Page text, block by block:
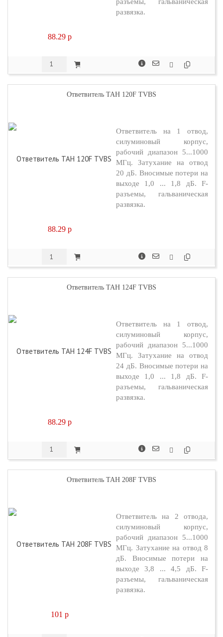
88.29 p
развязка.
Ответвитель TAH 120F TVBS
88.29 p
Ответвитель на 1 отвод,
силуминовый корпус,
рабочий диапазон 5...1000
МГц. Затухание на отвод
20 дБ. Вносимые потери на
выходе 1,0 ... 1,8 дБ. F-
разъемы, гальваническая
развязка.
Ответвитель TAH 124F TVBS
88.29 p
Ответвитель на 1 отвод,
силуминовый корпус,
рабочий диапазон 5...1000
МГц. Затухание на отвод
24 дБ. Вносимые потери на
выходе 1,0 ... 1,8 дБ. F-
разъемы, гальваническая
развязка.
Ответвитель TAH 208F TVBS
101 p
Ответвитель на 2 отвода,
силуминовый корпус,
рабочий диапазон 5...1000
МГц. Затухание на отвод 8
дБ. Вносимые потери на
выходе 3,8 ... 4,5 дБ. F-
разъемы, гальваническая
развязка.